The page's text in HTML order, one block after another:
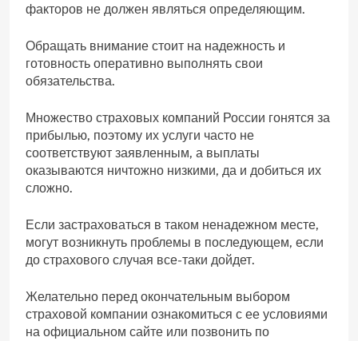
факторов не должен являться определяющим.
Обращать внимание стоит на надежность и
готовность оперативно выполнять свои
обязательства.
Множество страховых компаний России гонятся за
прибылью, поэтому их услуги часто не
соответствуют заявленным, а выплаты
оказываются ничтожно низкими, да и добиться их
сложно.
Если застраховаться в таком ненадежном месте,
могут возникнуть проблемы в последующем, если
до страхового случая все-таки дойдет.
Желательно перед окончательным выбором
страховой компании ознакомиться с ее условиями
на официальном сайте или позвонить по